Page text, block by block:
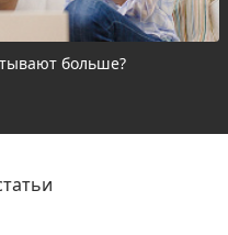
больше?